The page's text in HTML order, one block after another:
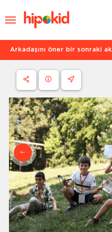
Arkadaşını öner bir sonraki